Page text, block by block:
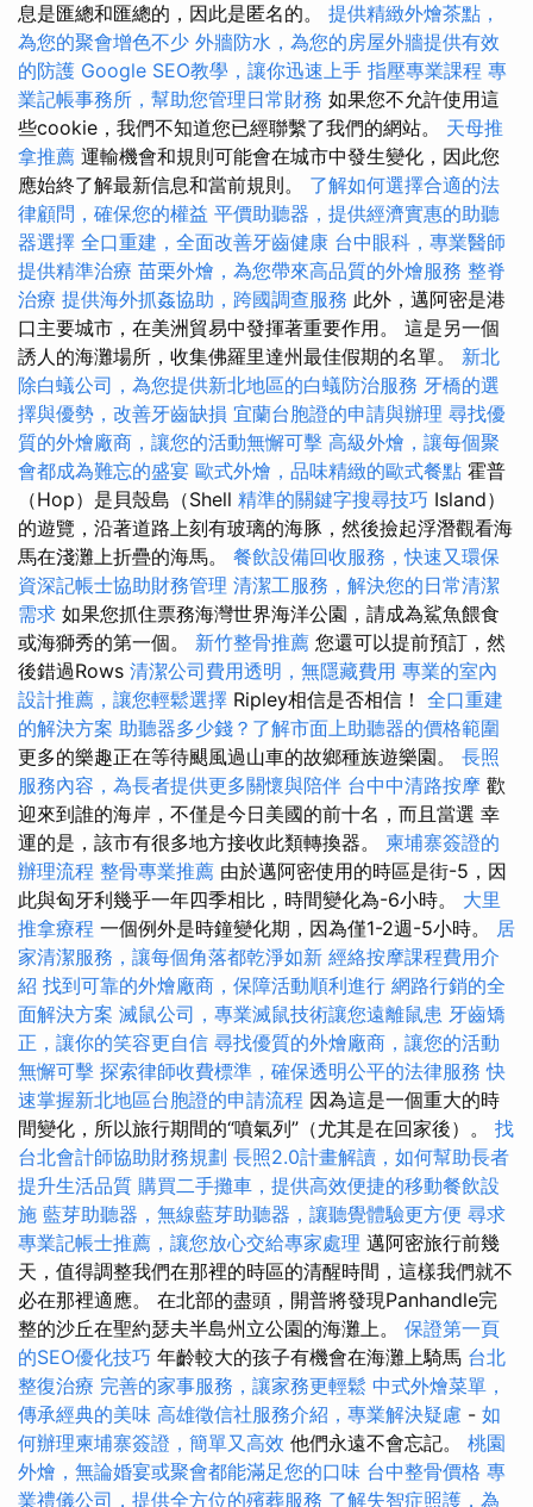
息是匯總和匯總的，因此是匿名的。 提供精緻外燴茶點，
為您的聚會增色不少 外牆防水，為您的房屋外牆提供有效
的防護 Google SEO教學，讓你迅速上手 指壓專業課程 專
業記帳事務所，幫助您管理日常財務 如果您不允許使用這
些cookie，我們不知道您已經聯繫了我們的網站。 天母推
拿推薦 運輸機會和規則可能會在城市中發生變化，因此您
應始終了解最新信息和當前規則。 了解如何選擇合適的法
律顧問，確保您的權益 平價助聽器，提供經濟實惠的助聽
器選擇 全口重建，全面改善牙齒健康 台中眼科，專業醫師
提供精準治療 苗栗外燴，為您帶來高品質的外燴服務 整脊
治療 提供海外抓姦協助，跨國調查服務 此外，邁阿密是港
口主要城市，在美洲貿易中發揮著重要作用。 這是另一個
誘人的海灘場所，收集佛羅里達州最佳假期的名單。 新北
除白蟻公司，為您提供新北地區的白蟻防治服務 牙橋的選
擇與優勢，改善牙齒缺損 宜蘭台胞證的申請與辦理 尋找優
質的外燴廠商，讓您的活動無懈可擊 高級外燴，讓每個聚
會都成為難忘的盛宴 歐式外燴，品味精緻的歐式餐點 霍普
（Hop）是貝殼島（Shell 精準的關鍵字搜尋技巧 Island）
的遊覽，沿著道路上刻有玻璃的海豚，然後撿起浮潛觀看海
馬在淺灘上折疊的海馬。 餐飲設備回收服務，快速又環保
資深記帳士協助財務管理 清潔工服務，解決您的日常清潔
需求 如果您抓住票務海灣世界海洋公園，請成為鯊魚餵食
或海獅秀的第一個。 新竹整骨推薦 您還可以提前預訂，然
後錯過Rows 清潔公司費用透明，無隱藏費用 專業的室內
設計推薦，讓您輕鬆選擇 Ripley相信是否相信！ 全口重建
的解決方案 助聽器多少錢？了解市面上助聽器的價格範圍
更多的樂趣正在等待颶風過山車的故鄉種族遊樂園。 長照
服務內容，為長者提供更多關懷與陪伴 台中中清路按摩 歡
迎來到誰的海岸，不僅是今日美國的前十名，而且當選 幸
運的是，該市有很多地方接收此類轉換器。 柬埔寨簽證的
辦理流程 整骨專業推薦 由於邁阿密使用的時區是街-5，因
此與匈牙利幾乎一年四季相比，時間變化為-6小時。 大里
推拿療程 一個例外是時鐘變化期，因為僅1-2週-5小時。 居
家清潔服務，讓每個角落都乾淨如新 經絡按摩課程費用介
紹 找到可靠的外燴廠商，保障活動順利進行 網路行銷的全
面解決方案 滅鼠公司，專業滅鼠技術讓您遠離鼠患 牙齒矯
正，讓你的笑容更自信 尋找優質的外燴廠商，讓您的活動
無懈可擊 探索律師收費標準，確保透明公平的法律服務 快
速掌握新北地區台胞證的申請流程 因為這是一個重大的時
間變化，所以旅行期間的“噴氣列”（尤其是在回家後）。 找
台北會計師協助財務規劃 長照2.0計畫解讀，如何幫助長者
提升生活品質 購買二手攤車，提供高效便捷的移動餐飲設
施 藍芽助聽器，無線藍芽助聽器，讓聽覺體驗更方便 尋求
專業記帳士推薦，讓您放心交給專家處理 邁阿密旅行前幾
天，值得調整我們在那裡的時區的清醒時間，這樣我們就不
必在那裡適應。 在北部的盡頭，開普將發現Panhandle完
整的沙丘在聖約瑟夫半島州立公園的海灘上。 保證第一頁
的SEO優化技巧 年齡較大的孩子有機會在海灘上騎馬 台北
整復治療 完善的家事服務，讓家務更輕鬆 中式外燴菜單，
傳承經典的美味 高雄徵信社服務介紹，專業解決疑慮 - 如
何辦理柬埔寨簽證，簡單又高效 他們永遠不會忘記。 桃園
外燴，無論婚宴或聚會都能滿足您的口味 台中整骨價格 專
業禮儀公司，提供全方位的殯葬服務 了解失智症照護，為